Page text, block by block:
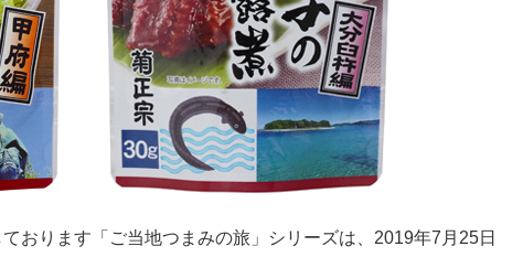
おります「ご当地つまみの旅」シリーズは、2019年7月25日